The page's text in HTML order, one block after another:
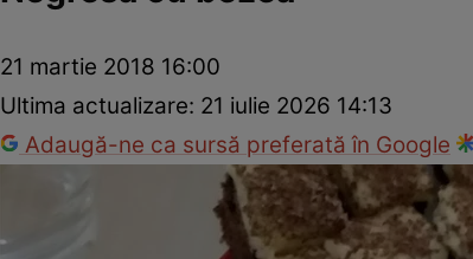
Mâncăruri rapideRețete cu legume
21 martie 2018 16:00
Ultima actualizare: 21 iulie 2026 14:13
Adaugă-ne ca sursă preferată în Google